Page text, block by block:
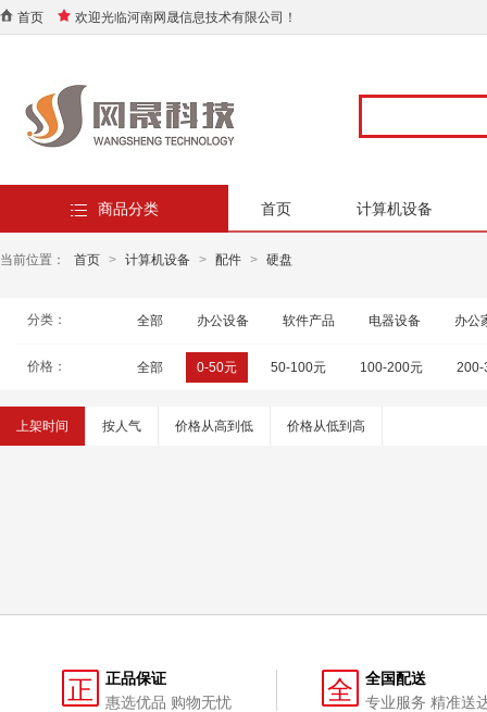
首页 欢迎光临河南网晟信息技术有限公司！
商品分类 首页 计算机设备
当前位置： 首页 > 计算机设备 > 配件 > 硬盘
分类： 全部 办公设备 软件产品 电器设备 办公
价格： 全部 0-50元 50-100元 100-200元 200-
上架时间 按人气 价格从高到低 价格从低到高
正
正品保证
惠选优品 购物无忧
全
全国配送
专业服务 精准送